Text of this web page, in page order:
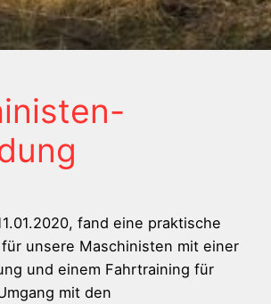
fand eine praktische
unsere Maschinisten mit einer
und einem Fahrtraining für
mit den